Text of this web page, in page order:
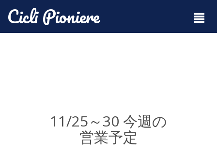
Cicli Pioniere
11/25～30 今週の
営業予定